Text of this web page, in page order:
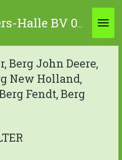
Seegers-Halle BV 0314-631798 / 06-45867034
Berg John Deere,
New Holland,
Fendt, Berg